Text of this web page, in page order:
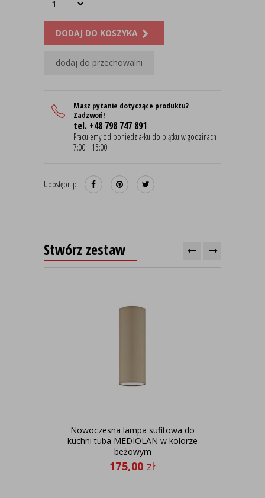
DODAJ DO KOSZYKA
dodaj do przechowalni
Masz pytanie dotyczące produktu?
Zadzwoń!
tel. +48 798 747 891
Pracujemy od poniedziałku do piątku w godzinach
7:00 - 15:00
Udostępnij:
Stwórz zestaw
Nowoczesna lampa sufitowa do
kuchni tuba MEDIOLAN w kolorze
beżowym
175,00 zł